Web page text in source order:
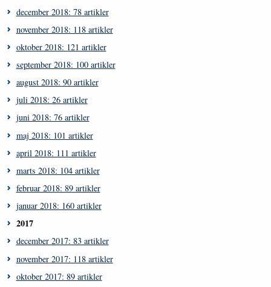
december 2018: 78 artikler
november 2018: 118 artikler
oktober 2018: 121 artikler
september 2018: 100 artikler
august 2018: 90 artikler
juli 2018: 26 artikler
juni 2018: 76 artikler
maj 2018: 101 artikler
april 2018: 111 artikler
marts 2018: 104 artikler
februar 2018: 89 artikler
januar 2018: 160 artikler
2017
december 2017: 83 artikler
november 2017: 118 artikler
oktober 2017: 89 artikler